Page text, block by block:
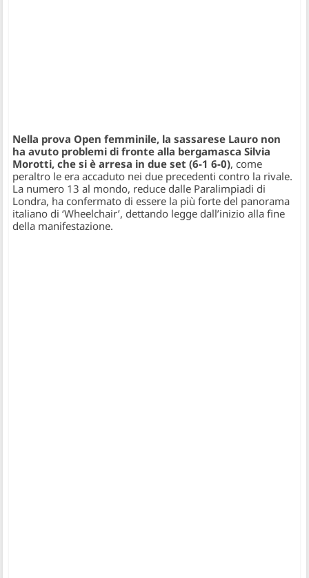
Nella prova Open femminile, la sassarese Lauro non
ha avuto problemi di fronte alla bergamasca Silvia
Morotti, che si è arresa in due set (6-1 6-0), come
peraltro le era accaduto nei due precedenti contro la rivale.
La numero 13 al mondo, reduce dalle Paralimpiadi di
Londra, ha confermato di essere la più forte del panorama
italiano di ‘Wheelchair’, dettando legge dall’inizio alla fine
della manifestazione.